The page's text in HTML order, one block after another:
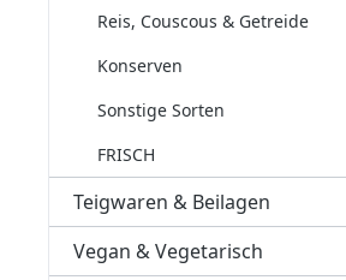
Reis, Couscous & Getreide
Konserven
Sonstige Sorten
FRISCH
Teigwaren & Beilagen
Vegan & Vegetarisch